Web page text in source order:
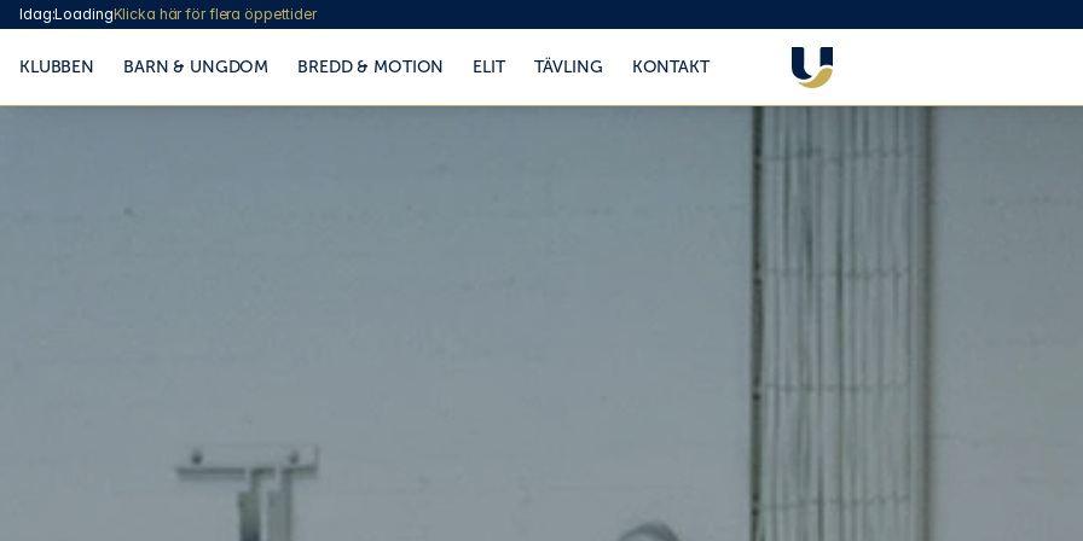
Idag:LoadingKlicka här för flera öppettider
KLUBBEN BARN & UNGDOM BREDD & MOTION ELIT TÄVLING KONTAKT